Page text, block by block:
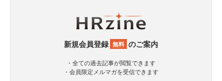
新規会員登録 無料 のご案内
・全ての過去記事が閲覧できます
・会員限定メルマガを受信できます